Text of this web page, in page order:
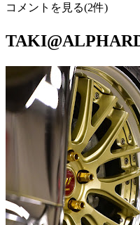
コメントを見る(2件)